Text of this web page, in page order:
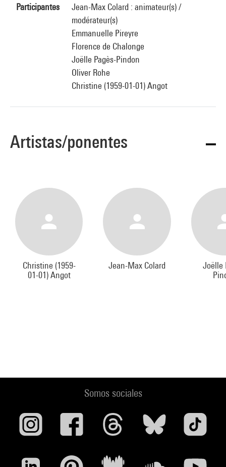
Participantes
Jean-Max Colard : animateur(s) /
modérateur(s)
Emmanuelle Pireyre
Florence de Chalonge
Joëlle Pagès-Pindon
Oliver Rohe
Christine (1959-01-01) Angot
Artistas/ponentes
Christine (1959-
01-01) Angot
Jean-Max Colard
Joëlle
Somos sociales